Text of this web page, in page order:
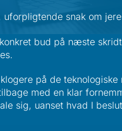
uforpligtende snak om
bud på næste
på de teknologiske
med en klar
sig, uanset hvad I